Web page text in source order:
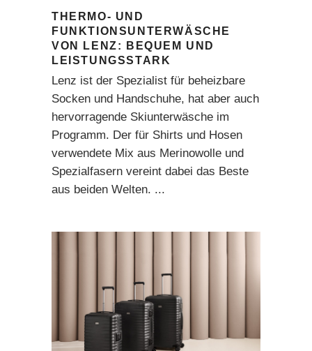
THERMO- UND
FUNKTIONSUNTERWÄSCHE
VON LENZ: BEQUEM UND
LEISTUNGSSTARK
Lenz ist der Spezialist für beheizbare
Socken und Handschuhe, hat aber auch
hervorragende Skiunterwäsche im
Programm. Der für Shirts und Hosen
verwendete Mix aus Merinowolle und
Spezialfasern vereint dabei das Beste
aus beiden Welten.